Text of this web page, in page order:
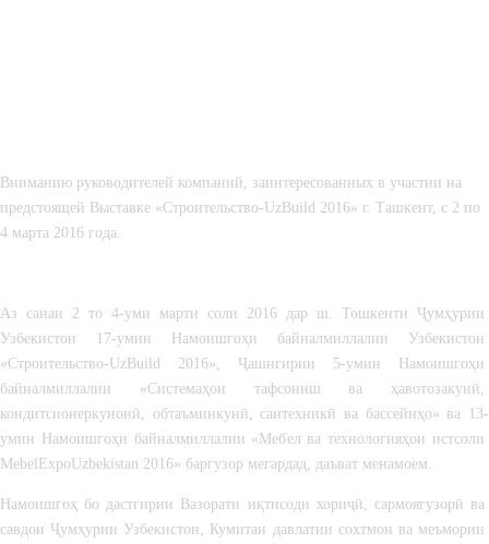
Вниманию руководителей компаний, заинтересованных в участии на
предстоящей Выставке «Строительство-UzBuild 2016» г. Ташкент, с 2 по
4 марта 2016 года.
Аз санаи 2 то 4-уми марти соли 2016 дар ш. Тошкенти Ҷумҳурии
Узбекистон 17-умин Намоишгоҳи байналмиллалии Узбекистон
«Строительство-UzBuild 2016», Ҷашнгирии 5-умин Намоишгоҳи
байналмиллалии «Системаҳои тафсониш ва ҳавотозакунӣ,
кондитсионеркунонӣ, обтаъминкунӣ, сантехникӣ ва бассейнҳо» ва 13-
умин Намоишгоҳи байналмиллалии «Мебел ва технологияҳои истсоли
MebelExpoUzbekistan 2016» баргузор мегардад, даъват менамоем.
Намоишгоҳ бо дастгирии Вазорати иқтисоди хориҷӣ, сармоягузорӣ ва
савдои Ҷумҳурии Узбекистон, Кумитаи давлатии сохтмон ва меъмории